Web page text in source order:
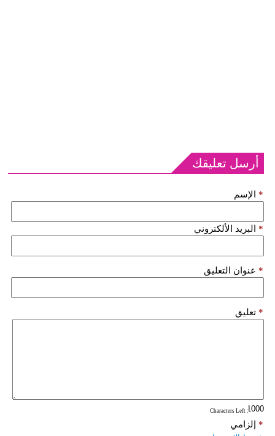
أرسل تعليقك
الإسم *
البريد الألكتروني *
عنوان التعليق *
تعليق *
: Characters Left
إلزامي *